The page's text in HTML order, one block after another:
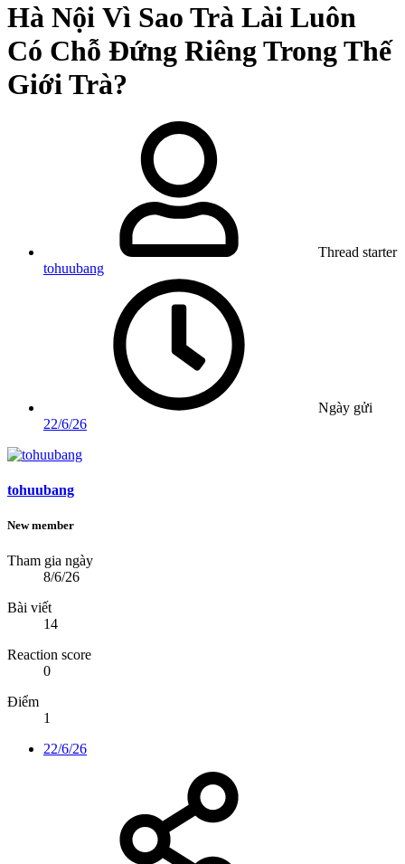
Hà Nội Vì Sao Trà Lài Luôn
Có Chỗ Đứng Riêng Trong Thế
Giới Trà?
Thread starter
tohuubang
Ngày gửi
22/6/26
tohuubang
New member
Tham gia ngày
8/6/26
Bài viết
14
Reaction score
0
Điểm
1
22/6/26